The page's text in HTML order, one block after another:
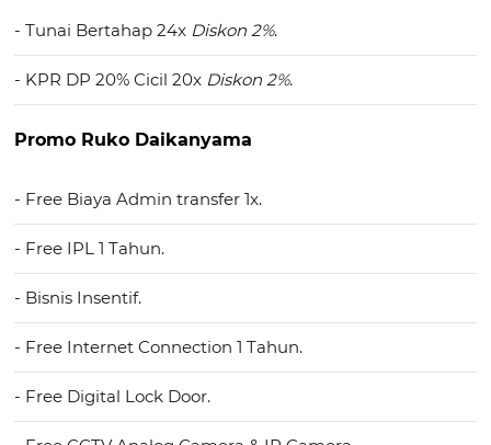
- Tunai Bertahap 24x Diskon 2%.
- KPR DP 20% Cicil 20x Diskon 2%.
Promo Ruko Daikanyama
- Free Biaya Admin transfer 1x.
- Free IPL 1 Tahun.
- Bisnis Insentif.
- Free Internet Connection 1 Tahun.
- Free Digital Lock Door.